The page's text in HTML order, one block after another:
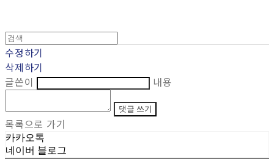
수정하기
삭제하기
글쓴이
내용
댓글 쓰기
목록으로 가기
카카오톡
네이버 블로그